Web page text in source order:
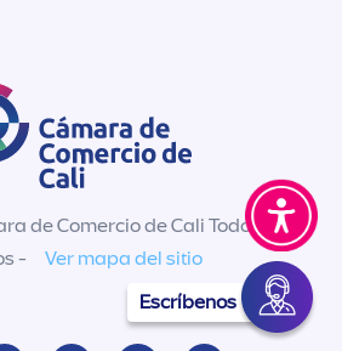
Escríbenos
de Comercio de Cali Todos los
-
Ver mapa del sitio